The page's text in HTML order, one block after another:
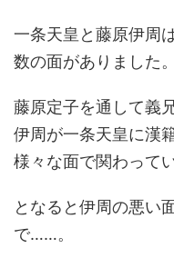
一条天皇と藤原伊周
数の面がありました。
藤原定子を通して義
伊周が一条天皇に漢
様々な面で関わって
となると伊周の悪い
で……。